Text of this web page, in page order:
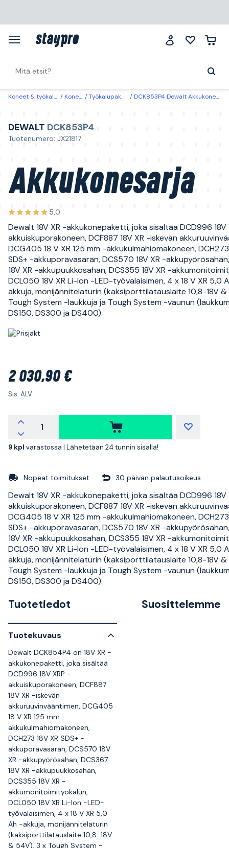
Koneet & työkalut Koneet Työkalupaketit DCK853P4 Dewalt Akkukonesarja
DEWALT DCK853P4
Tuotenumero: JX21817
Akkukonesarja
5,0
Dewalt 18V XR -akkukonepaketti, joka sisältää DCD996 18V
akkuiskuporakoneen, DCF887 18V XR -iskevän
DCG405 18 V XR 125 mm -akkukulmahiomakoneen, DCH273
SDS+ -akkuporavasaran, DCS570 18V XR -
18V XR -akkupuukkosahan, DCS355 18V XR -
DCL050 18V XR Li-Ion -LED-työvalaisimen, 4 x 18 V XR 5,0
akkuja, monijännitelaturin (kaksiporttilatauslaite 10,8-18V
Tough System -laukkuja ja Tough System -vaunun
DS150, DS300 ja DS400).
2 030,90 €
Sis. ALV
9 kpl varastossa | Lähetetään 24 tunnin sisällä!
Nopeat toimitukset 30 päivän palautusoikeus
Dewalt 18V XR -akkukonepaketti, joka sisältää DCD996 18V
akkuiskuporakoneen, DCF887 18V XR -iskevän
DCG405 18 V XR 125 mm -akkukulmahiomakoneen, DCH273
SDS+ -akkuporavasaran, DCS570 18V XR -
18V XR -akkupuukkosahan, DCS355 18V XR -
DCL050 18V XR Li-Ion -LED-työvalaisimen, 4 x 18 V XR 5,0
akkuja, monijännitelaturin (kaksiporttilatauslaite 10,8-18V
Tough System -laukkuja ja Tough System -vaunun
DS150, DS300 ja DS400).
Tuotetiedot
Tuotekuvaus
Dewalt DCK854P4 on 18V XR -
akkukonepaketti, joka sisältää
DCD996 18V XRP -
akkuiskuporakoneen, DCF887
18V XR -iskevän
akkuruuvinvääntimen, DCG405
18 V XR 125 mm -
akkukulmahiomakoneen,
DCH273 18V XR SDS+ -
akkuporavasaran, DCS570 18V
XR -akkupyörösahan, DCS367
18V XR -akkupuukkosahan,
DCS355 18V XR -
akkumonitoimityökalun,
DCL050 18V XR Li-Ion -LED-
työvalaisimen, 4 x 18 V XR 5,0
Ah -akkuja, monijännitelaturin
(kaksiporttilatauslaite 10,8-18V
& 54V), 3 x Tough System -
Suosittelemme